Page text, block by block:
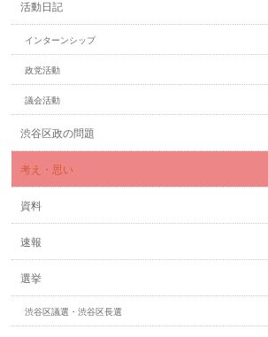
活動日記
インターンシップ
政党活動
議会活動
渋谷区政の問題
考え・思い
資料
速報
選挙
渋谷区議選・渋谷区長選